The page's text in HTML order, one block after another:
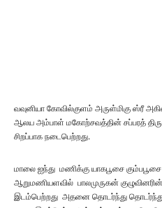
வவுனியா கோவில்குளம் அருள்மிகு ஸ்ரீ
ஆலய அம்பாள் மகோற்சவத்தின் சப்பரத்
சிறப்பாக நடைபெற்றது.
மாலை ஐந்து மணிக்கு யாகபூசை
ஆறுமணியளவில் பாலமுருகன் குழுவினரின்
இடம்பெற்றது அதனை தொடர்ந்து